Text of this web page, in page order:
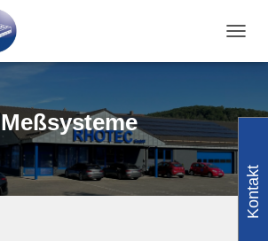
Meßsysteme
Kontakt